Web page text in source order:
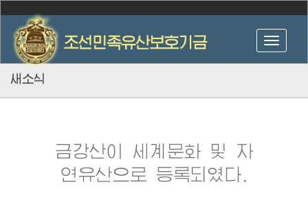
새소식
금강산이 세계문화 및 자
연유산으로 등록되였다.